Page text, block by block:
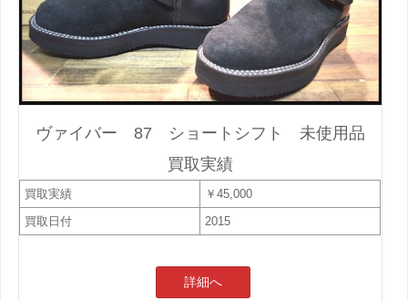
ヴァイバー 87 ショートシフト 未使用品
買取実績
買取実績
￥45,000
買取日付
2015
詳細へ